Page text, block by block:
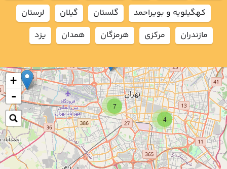
7
4
+
-
كهگيلويه و بويراحمد
گلستان گيلان
لرستان
مازندران
مركزي هرمزگان همدان يزد